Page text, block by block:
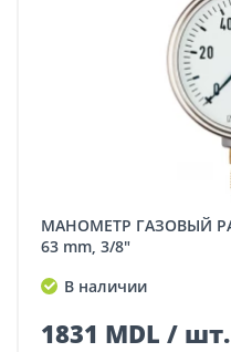
МАНОМЕТР ГАЗОВЫЙ РАДИАЛЬНЫЙ, 0-160 mbar, D
63 mm, 3/8"
В наличии
1831 MDL / шт.